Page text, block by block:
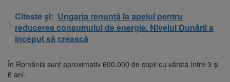
Citeste și: Ungaria renunță la apelul pentru
reducerea consumului de energie. Nivelul Dunării a
început să crească
În România sunt aproximativ 600.000 de copii cu vârsta între 3 şi
6 ani.